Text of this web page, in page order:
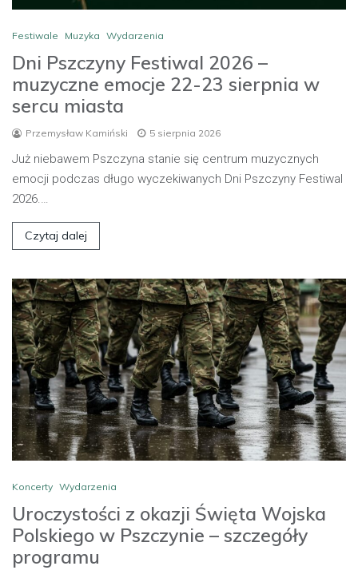
Festiwale Muzyka Wydarzenia
Dni Pszczyny Festiwal 2026 –
muzyczne emocje 22-23 sierpnia w
sercu miasta
Przemysław Kamiński 5 sierpnia 2026
Już niebawem Pszczyna stanie się centrum muzycznych
emocji podczas długo wyczekiwanych Dni Pszczyny Festiwal
2026.…
Czytaj dalej
Koncerty Wydarzenia
Uroczystości z okazji Święta Wojska
Polskiego w Pszczynie – szczegóły
programu